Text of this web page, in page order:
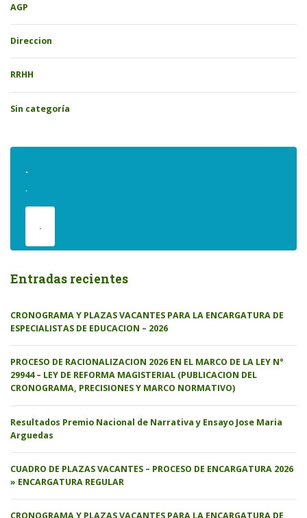
AGP
Direccion
RRHH
Sin categoría
.
.
.
Entradas recientes
CRONOGRAMA Y PLAZAS VACANTES PARA LA ENCARGATURA DE
ESPECIALISTAS DE EDUCACION – 2026
PROCESO DE RACIONALIZACION 2026 EN EL MARCO DE LA LEY N°
29944 – LEY DE REFORMA MAGISTERIAL (PUBLICACION DEL
CRONOGRAMA, PRECISIONES Y MARCO NORMATIVO)
Resultados Premio Nacional de Narrativa y Ensayo Jose Maria
Arguedas
CUADRO DE PLAZAS VACANTES – PROCESO DE ENCARGATURA 2026
» ENCARGATURA REGULAR